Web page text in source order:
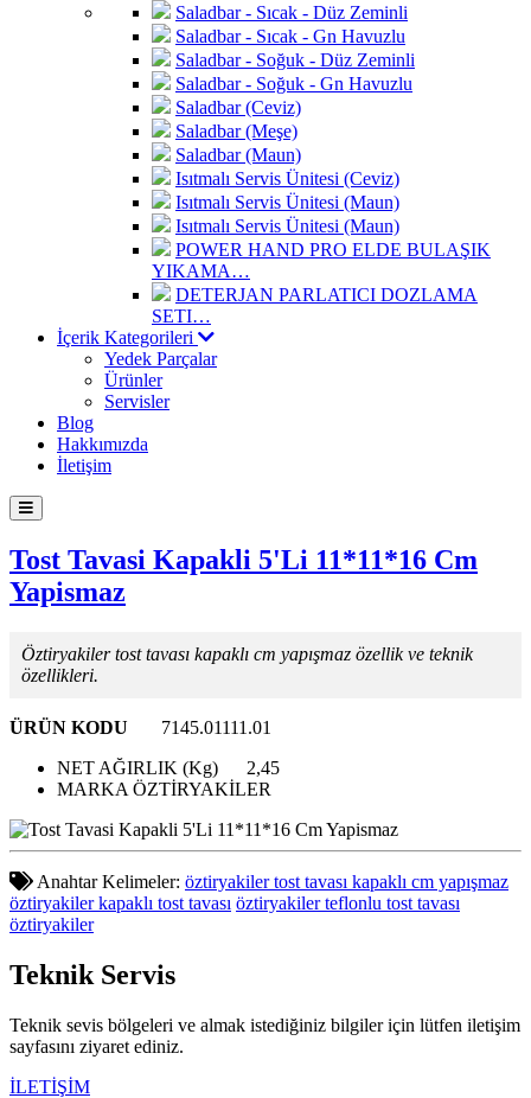
Saladbar - Sıcak - Düz Zeminli
Saladbar - Sıcak - Gn Havuzlu
Saladbar - Soğuk - Düz Zeminli
Saladbar - Soğuk - Gn Havuzlu
Saladbar (Ceviz)
Saladbar (Meşe)
Saladbar (Maun)
Isıtmalı Servis Ünitesi (Ceviz)
Isıtmalı Servis Ünitesi (Maun)
Isıtmalı Servis Ünitesi (Maun)
POWER HAND PRO ELDE BULAŞIK
YIKAMA…
DETERJAN PARLATICI DOZLAMA
SETI…
İçerik Kategorileri
Yedek Parçalar
Ürünler
Servisler
Blog
Hakkımızda
İletişim
Tost Tavasi Kapakli 5'Li 11*11*16 Cm
Yapismaz
Öztiryakiler tost tavası kapaklı cm yapışmaz özellik ve teknik
özellikleri.
ÜRÜN KODU
7145.01111.01
NET AĞIRLIK (Kg)
2,45
MARKA ÖZTİRYAKİLER
Anahtar Kelimeler: öztiryakiler tost tavası kapaklı cm yapışmaz
öztiryakiler kapaklı tost tavası öztiryakiler teflonlu tost tavası
öztiryakiler
Teknik Servis
Teknik sevis bölgeleri ve almak istediğiniz bilgiler için lütfen iletişim
sayfasını ziyaret ediniz.
İLETİŞİM